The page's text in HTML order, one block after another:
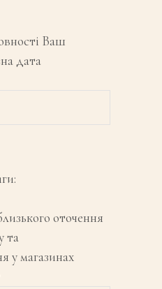
Ваш
дата
оточення
та
у магазинах